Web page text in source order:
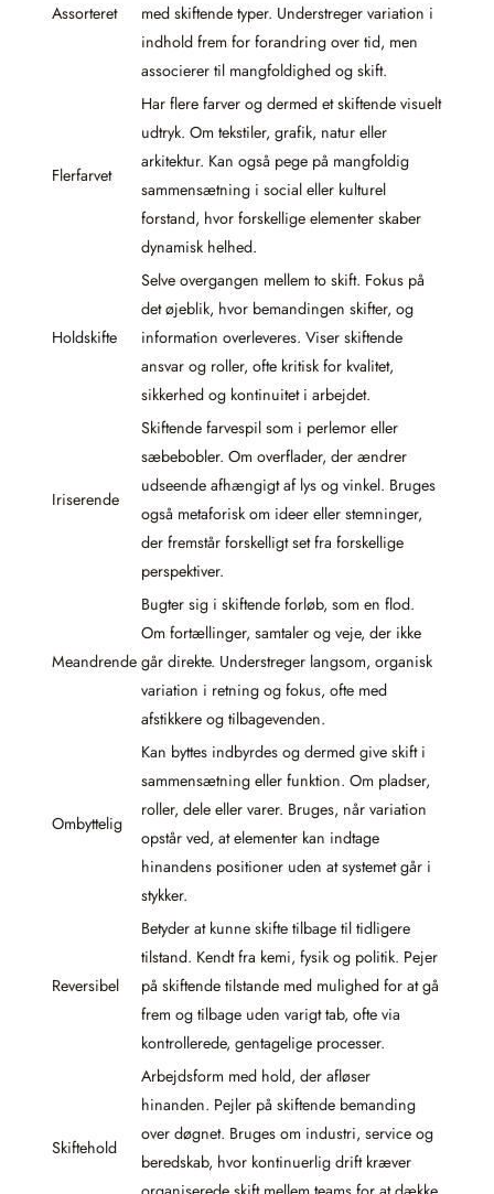
Assorteret
med skiftende typer. Understreger variation i
indhold frem for forandring over tid, men
associerer til mangfoldighed og skift.
Flerfarvet
Har flere farver og dermed et skiftende visuelt
udtryk. Om tekstiler, grafik, natur eller
arkitektur. Kan også pege på mangfoldig
sammensætning i social eller kulturel
forstand, hvor forskellige elementer skaber
dynamisk helhed.
Holdskifte
Selve overgangen mellem to skift. Fokus på
det øjeblik, hvor bemandingen skifter, og
information overleveres. Viser skiftende
ansvar og roller, ofte kritisk for kvalitet,
sikkerhed og kontinuitet i arbejdet.
Iriserende
Skiftende farvespil som i perlemor eller
sæbebobler. Om overflader, der ændrer
udseende afhængigt af lys og vinkel. Bruges
også metaforisk om ideer eller stemninger,
der fremstår forskelligt set fra forskellige
perspektiver.
Meandrende
Bugter sig i skiftende forløb, som en flod.
Om fortællinger, samtaler og veje, der ikke
går direkte. Understreger langsom, organisk
variation i retning og fokus, ofte med
afstikkere og tilbagevenden.
Ombyttelig
Kan byttes indbyrdes og dermed give skift i
sammensætning eller funktion. Om pladser,
roller, dele eller varer. Bruges, når variation
opstår ved, at elementer kan indtage
hinandens positioner uden at systemet går i
stykker.
Reversibel
Betyder at kunne skifte tilbage til tidligere
tilstand. Kendt fra kemi, fysik og politik. Pejer
på skiftende tilstande med mulighed for at gå
frem og tilbage uden varigt tab, ofte via
kontrollerede, gentagelige processer.
Skiftehold
Arbejdsform med hold, der afløser
hinanden. Pejler på skiftende bemanding
over døgnet. Bruges om industri, service og
beredskab, hvor kontinuerlig drift kræver